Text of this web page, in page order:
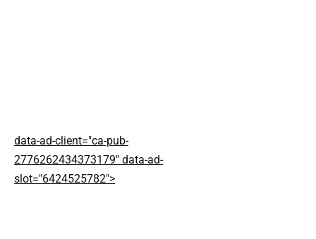
data-ad-client="ca-pub-
2776262434373179" data-ad-
slot="6424525782">